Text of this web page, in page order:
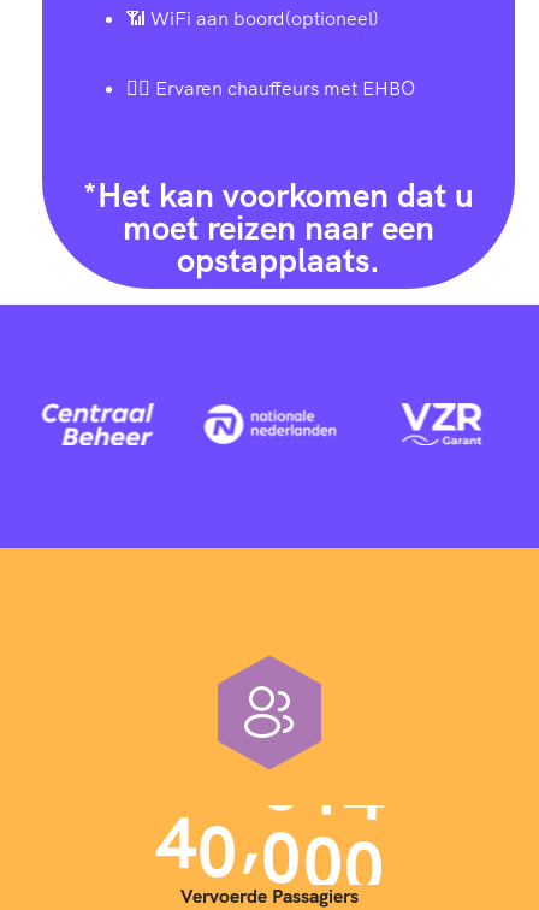
📶 WiFi aan boord(optioneel)
👨‍✈️ Ervaren chauffeurs met EHBO
*Het kan voorkomen dat u
moet reizen naar een
opstapplaats.
40,000
Vervoerde Passagiers